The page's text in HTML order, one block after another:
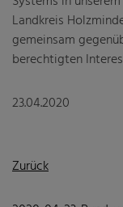
Landkreis
gemeinsam
berechtigten
23.04.2020
Zurück